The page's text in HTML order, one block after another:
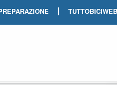
| TUTTOBICIWEB